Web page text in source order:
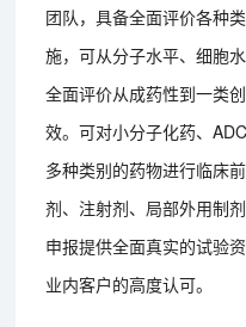
团队，具备全面评价各种
施，可从分子水平、细胞
全面评价从成药性到一类
效。可对小分子化药、
多种类别的药物进行临床
剂、注射剂、局部外用制
申报提供全面真实的试验
业内客户的高度认可。